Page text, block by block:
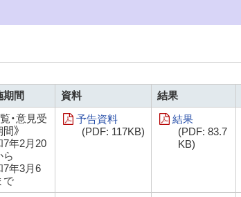
期間 資料 結果
覧・意見受
》
7年2月20
ら
7年3月6
で
予告資料
(PDF: 117KB)
結果
(PDF: 83.7
KB)